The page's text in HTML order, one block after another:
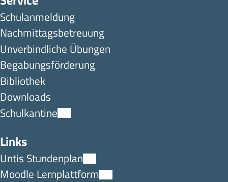
Schulanmeldung
Nachmittagsbetreuung
Unverbindliche Übungen
Begabungsförderung
Bibliothek
Downloads
Schulkantine
Links
Untis Stundenplan
Moodle Lernplattform